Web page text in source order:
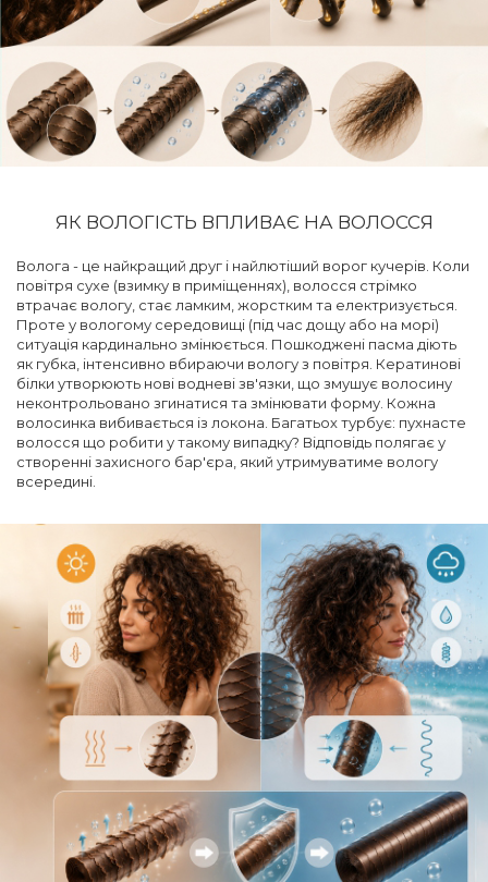
ЯК ВОЛОГІСТЬ ВПЛИВАЄ НА ВОЛОССЯ
Волога - це найкращий друг і найлютіший ворог кучерів. Коли
повітря сухе (взимку в приміщеннях), волосся стрімко
втрачає вологу, стає ламким, жорстким та електризується.
Проте у вологому середовищі (під час дощу або на морі)
ситуація кардинально змінюється. Пошкоджені пасма діють
як губка, інтенсивно вбираючи вологу з повітря. Кератинові
білки утворюють нові водневі зв'язки, що змушує волосину
неконтрольовано згинатися та змінювати форму. Кожна
волосинка вибивається із локона. Багатьох турбує: пухнасте
волосся що робити у такому випадку? Відповідь полягає у
створенні захисного бар'єра, який утримуватиме вологу
всередині.